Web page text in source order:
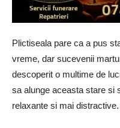
Plictiseala pare ca a pus
vreme, dar sucevenii
descoperit o multime de
sa alunge aceasta stare si
relaxante si mai distractive.